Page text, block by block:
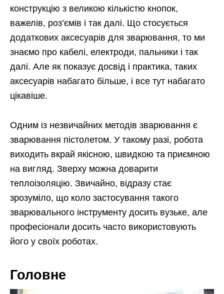
конструкцію з великою кількістю кнопок,
важелів, роз’ємів і так далі. Що стосується
додаткових аксесуарів для зварювання, то ми
знаємо про кабелі, електроди, пальники і так
далі. Але як показує досвід і практика, таких
аксесуарів набагато більше, і все тут набагато
цікавіше.
Одним із незвичайних методів зварювання є
зварювання пістолетом. У такому разі, робота
виходить вкрай якісною, швидкою та приємною
на вигляд. Зверху можна доварити
теплоізоляцію. Звичайно, відразу стає
зрозуміло, що коло застосування такого
зварювального інструменту досить вузьке, але
професіонали досить часто використовують
його у своїх роботах.
Головне